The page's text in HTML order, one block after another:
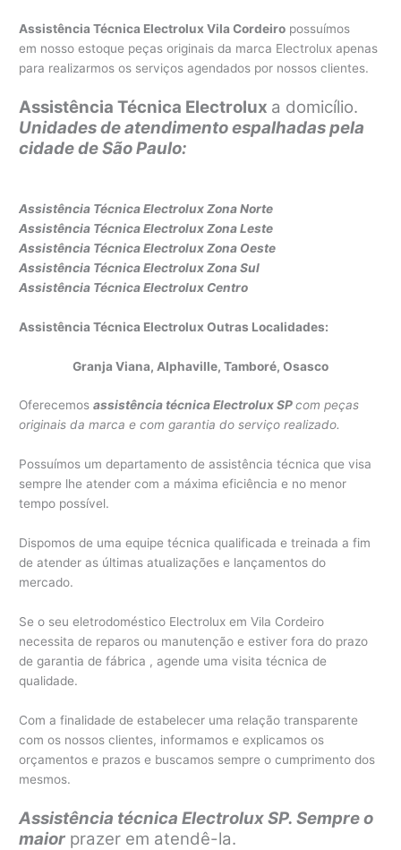
Assistência Técnica Electrolux Vila Cordeiro possuímos
em nosso estoque peças originais da marca Electrolux apenas
para realizarmos os serviços agendados por nossos clientes.
Assistência Técnica Electrolux a domicílio.
Unidades de atendimento espalhadas pela
cidade de São Paulo:
Assistência Técnica Electrolux Zona Norte
Assistência Técnica Electrolux Zona Leste
Assistência Técnica Electrolux Zona Oeste
Assistência Técnica Electrolux Zona Sul
Assistência Técnica Electrolux Centro
Assistência Técnica Electrolux Outras Localidades:
Granja Viana, Alphaville, Tamboré, Osasco
Oferecemosassistência técnica Electrolux SPcom peças
originais da marca e com garantia do serviço realizado.
Possuímos um departamento de assistência técnica que visa
sempre lhe atender com a máxima eficiência e no menor
tempo possível.
Dispomos de uma equipe técnica qualificada e treinada a fim
de atender as últimas atualizações e lançamentos do
mercado.
Se o seu eletrodoméstico Electrolux em Vila Cordeiro
necessita de reparos ou manutenção e estiver fora do prazo
de garantia de fábrica , agende uma visita técnica de
qualidade.
Com a finalidade de estabelecer uma relação transparente
com os nossos clientes, informamos e explicamos os
orçamentos e prazos e buscamos sempre o cumprimento dos
mesmos.
Assistência técnica Electrolux SP. Sempre o
maior prazer em atendê-la.